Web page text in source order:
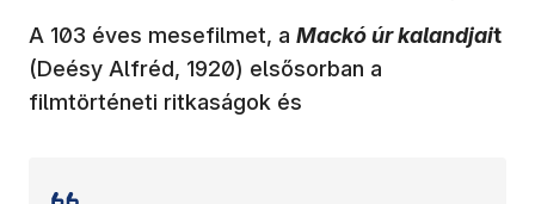
A 103 éves mesefilmet, a Mackó úr kalandjait
(Deésy Alfréd, 1920) elsősorban a
filmtörténeti ritkaságok és